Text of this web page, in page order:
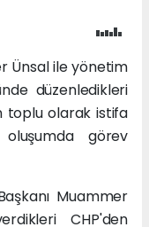
Ünsal ile yönetim
düzenledikleri
toplu olarak istifa
görev
Muammer
CHP'den